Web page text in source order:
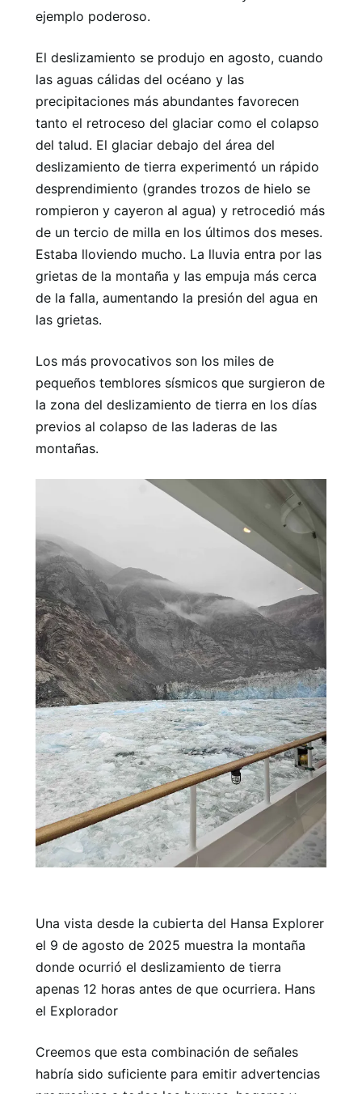
ejemplo poderoso.
El deslizamiento se produjo en agosto, cuando
las aguas cálidas del océano y las
precipitaciones más abundantes favorecen
tanto el retroceso del glaciar como el colapso
del talud. El glaciar debajo del área del
deslizamiento de tierra experimentó un rápido
desprendimiento (grandes trozos de hielo se
rompieron y cayeron al agua) y retrocedió más
de un tercio de milla en los últimos dos meses.
Estaba lloviendo mucho. La lluvia entra por las
grietas de la montaña y las empuja más cerca
de la falla, aumentando la presión del agua en
las grietas.
Los más provocativos son los miles de
pequeños temblores sísmicos que surgieron de
la zona del deslizamiento de tierra en los días
previos al colapso de las laderas de las
montañas.
Una vista desde la cubierta del Hansa Explorer
el 9 de agosto de 2025 muestra la montaña
donde ocurrió el deslizamiento de tierra
apenas 12 horas antes de que ocurriera. Hans
el Explorador
Creemos que esta combinación de señales
habría sido suficiente para emitir advertencias